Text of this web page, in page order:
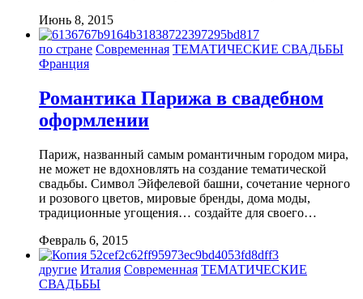
Июнь 8, 2015
по стране Современная ТЕМАТИЧЕСКИЕ СВАДЬБЫ
Франция
Романтика Парижа в свадебном
оформлении
Париж, названный самым романтичным городом мира,
не может не вдохновлять на создание тематической
свадьбы. Символ Эйфелевой башни, сочетание черного
и розового цветов, мировые бренды, дома моды,
традиционные угощения… создайте для своего…
Февраль 6, 2015
другие Италия Современная ТЕМАТИЧЕСКИЕ
СВАДЬБЫ